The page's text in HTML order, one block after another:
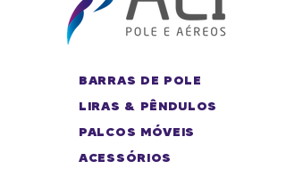
BARRAS DE POLE
LIRAS & PÊNDULOS
PALCOS MÓVEIS
ACESSÓRIOS